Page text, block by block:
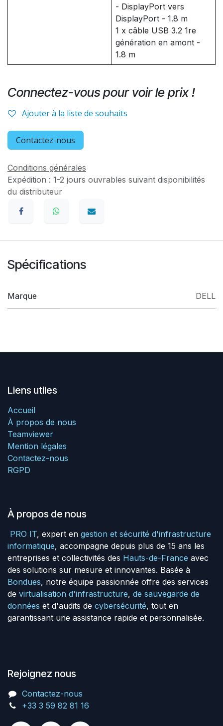
- DisplayPort vers
DisplayPort - 1.8 m
1 x câble USB 3.2 1re
génération en amont -
1.8 m
Connectez-vous pour voir le prix !
Ajouter à la liste de souhaits
Contactez-nous
Conditions générales
Expédition : 1-2 jours ouvrables suivant disponibilités
du distributeur
Spécifications
Marque DELL
Liens utiles
Accueil
À propos de nous
Teamviewer
Mention légales
Contactez-nous
RGPD
À propos de nous
PRO IT, expert en gestion et sécurité d'infrastructure
informatique, accompagne depuis plus de 15 ans les
entreprises et collectivités des Hauts-de-France avec
des solutions sur mesure et innovantes. Basée à
Bondues, notre équipe passionnée offre des services
de virtualisation d'infrastructure, de sauvegarde de
données et d'audits de cybersécurité, tout en
garantissant une assistance rapide et personnalisée.
Rejoignez nous
Contactez-nous
+33 3 59 82 81 16